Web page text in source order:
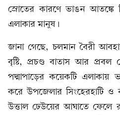
স্রোতের কারণে ভাঙন আতঙ্কে
এলাকার মানুষ।
জানা গেছে, চলমান বৈরী
বৃষ্টি, প্রচণ্ড বাতাস আর প্রবল
পদ্মাপাড়ের কয়েকটি এলাকায়
করে উপজেলার সিংহেরহাটি ও
উত্তাল ঢেউয়ের আঘাতে ফেলে